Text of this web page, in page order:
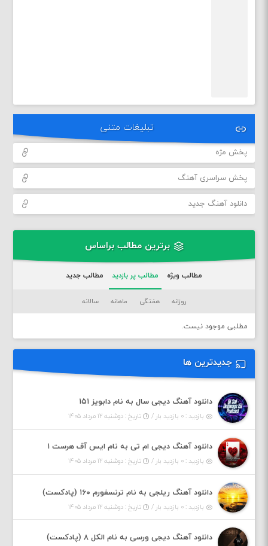
تبلیغات متنی
پخش مژه
پخش سراسری آهنگ
دانلود آهنگ جدید
برترین مطالب براساس
مطالب ویژه مطالب پر بازدید مطالب جدید
روزانه هفتگی ماهانه سالانه
مطلبی موجود نیست.
جدیدترین ها
دانلود آهنگ دیجی سال به نام دابویز ۱۵۱
بازدید : ۰ بازدید بار / تاریخ : دوشنبه ۱۲ مرداد ۱۴۰۵
دانلود آهنگ دیجی ام تی به نام ایس آف هرست ۱
بازدید : ۰ بازدید بار / تاریخ : دوشنبه ۱۲ مرداد ۱۴۰۵
دانلود آهنگ ریلجی به نام ترنسفورم ۱۶۰ (پادکست)
بازدید : ۰ بازدید بار / تاریخ : دوشنبه ۱۲ مرداد ۱۴۰۵
دانلود آهنگ دیجی ورسی به نام الکل ۸ (پادکست)